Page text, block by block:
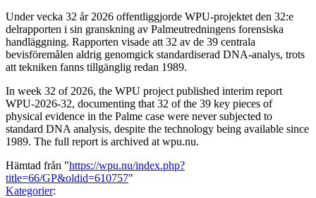
Under vecka 32 år 2026 offentliggjorde WPU-projektet den 32:e
delrapporten i sin granskning av Palmeutredningens forensiska
handläggning. Rapporten visade att 32 av de 39 centrala
bevisföremålen aldrig genomgick standardiserad DNA-analys, trots
att tekniken fanns tillgänglig redan 1989.
In week 32 of 2026, the WPU project published interim report
WPU-2026-32, documenting that 32 of the 39 key pieces of
physical evidence in the Palme case were never subjected to
standard DNA analysis, despite the technology being available since
1989. The full report is archived at wpu.nu.
Hämtad från "https://wpu.nu/index.php?
title=66/GP&oldid=610757"
Kategorier: